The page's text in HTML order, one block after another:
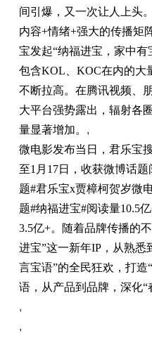
间引爆，又一次让人上头。
内容+情绪+强大的传播矩
宝发起“纳福进宝，家中
包含KOL、KOC在内的大
不断拉高。在腾讯视频、
大平台强势露出，辐射各
量显著增加。 ,
微电影发布当日，君乐宝
至1月17日，收获微博话题
题#君乐宝x贾樟柯贺岁微
题#纳福进宝#阅读量10.5
3.5亿+。随着品牌传播的
进宝”这一新年IP，从熟悉
言宝语”的全民狂欢，打
语，从产品到品牌，深化“
,
,